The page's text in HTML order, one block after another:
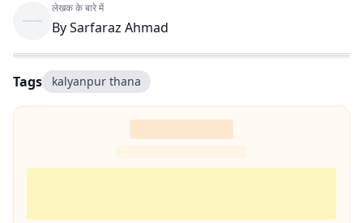
लेखक के बारे में
BySarfaraz Ahmad
Tags kalyanpur thana